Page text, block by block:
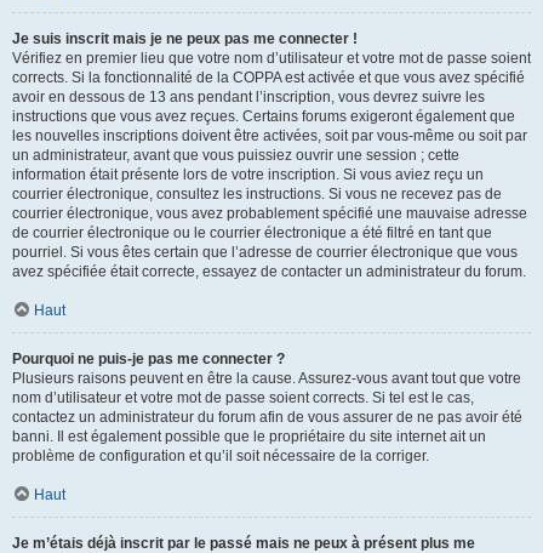
Je suis inscrit mais je ne peux pas me connecter !
Vérifiez en premier lieu que votre nom d’utilisateur et votre mot de passe soient
corrects. Si la fonctionnalité de la COPPA est activée et que vous avez spécifié
avoir en dessous de 13 ans pendant l’inscription, vous devrez suivre les
instructions que vous avez reçues. Certains forums exigeront également que
les nouvelles inscriptions doivent être activées, soit par vous-même ou soit par
un administrateur, avant que vous puissiez ouvrir une session ; cette
information était présente lors de votre inscription. Si vous aviez reçu un
courrier électronique, consultez les instructions. Si vous ne recevez pas de
courrier électronique, vous avez probablement spécifié une mauvaise adresse
de courrier électronique ou le courrier électronique a été filtré en tant que
pourriel. Si vous êtes certain que l’adresse de courrier électronique que vous
avez spécifiée était correcte, essayez de contacter un administrateur du forum.
Haut
Pourquoi ne puis-je pas me connecter ?
Plusieurs raisons peuvent en être la cause. Assurez-vous avant tout que votre
nom d’utilisateur et votre mot de passe soient corrects. Si tel est le cas,
contactez un administrateur du forum afin de vous assurer de ne pas avoir été
banni. Il est également possible que le propriétaire du site internet ait un
problème de configuration et qu’il soit nécessaire de la corriger.
Haut
Je m’étais déjà inscrit par le passé mais ne peux à présent plus me